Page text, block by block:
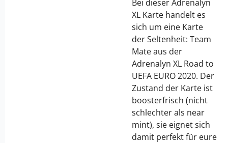
Bei dieser Adrenalyn
XL Karte handelt es
sich um eine Karte
der Seltenheit: Team
Mateaus der
Adrenalyn XL Road to
UEFA EURO 2020. Der
Zustand der Karte ist
boosterfrisch (nicht
schlechter als near
mint), sie eignet sich
damit perfekt für eure